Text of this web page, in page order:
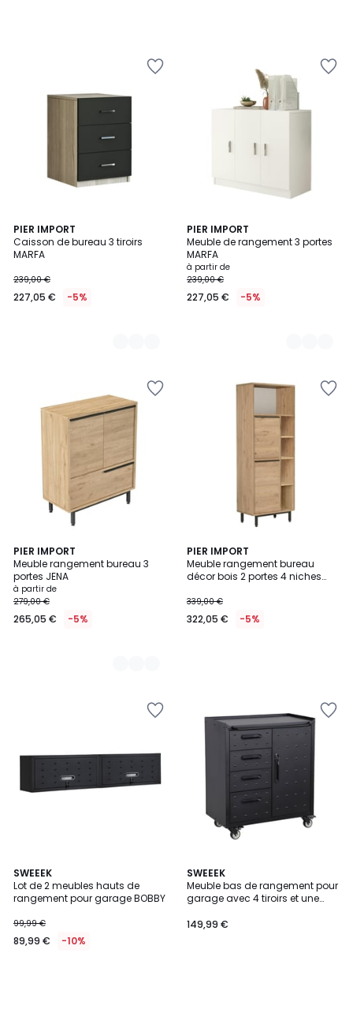
PIER IMPORT
Caisson de bureau 3 tiroirs
MARFA
239,00 €
227,05 € -5%
2
Couleurs
PIER IMPORT
Meuble de rangement 3 portes
MARFA
à partir de
239,00 €
227,05 € -5%
3
Couleurs
PIER IMPORT
Meuble rangement bureau 3
portes JENA
à partir de
279,00 €
265,05 € -5%
3
Couleurs
PIER IMPORT
Meuble rangement bureau
décor bois 2 portes 4 niches
339,00 €
322,05 € -5%
SWEEEK
Lot de 2 meubles hauts de
rangement pour garage BOBBY
99,99 €
89,99 € -10%
SWEEEK
Meuble bas de rangement pour
garage avec 4 tiroirs et une
149,99 €